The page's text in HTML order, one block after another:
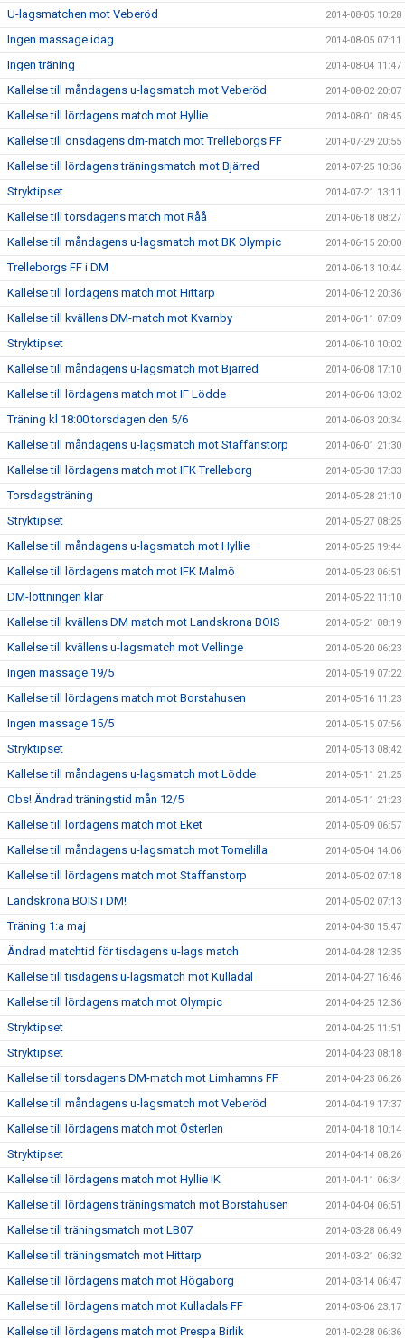
U-lagsmatchen mot Veberöd 2014-08-05 10:28
Ingen massage idag 2014-08-05 07:11
Ingen träning 2014-08-04 11:47
Kallelse till måndagens u-lagsmatch mot Veberöd 2014-08-02 20:07
Kallelse till lördagens match mot Hyllie 2014-08-01 08:45
Kallelse till onsdagens dm-match mot Trelleborgs FF 2014-07-29 20:55
Kallelse till lördagens träningsmatch mot Bjärred 2014-07-25 10:36
Stryktipset 2014-07-21 13:11
Kallelse till torsdagens match mot Råå 2014-06-18 08:27
Kallelse till måndagens u-lagsmatch mot BK Olympic 2014-06-15 20:00
Trelleborgs FF i DM 2014-06-13 10:44
Kallelse till lördagens match mot Hittarp 2014-06-12 20:36
Kallelse till kvällens DM-match mot Kvarnby 2014-06-11 07:09
Stryktipset 2014-06-10 10:02
Kallelse till måndagens u-lagsmatch mot Bjärred 2014-06-08 17:10
Kallelse till lördagens match mot IF Lödde 2014-06-06 13:02
Träning kl 18:00 torsdagen den 5/6 2014-06-03 20:34
Kallelse till måndagens u-lagsmatch mot Staffanstorp 2014-06-01 21:30
Kallelse till lördagens match mot IFK Trelleborg 2014-05-30 17:33
Torsdagsträning 2014-05-28 21:10
Stryktipset 2014-05-27 08:25
Kallelse till måndagens u-lagsmatch mot Hyllie 2014-05-25 19:44
Kallelse till lördagens match mot IFK Malmö 2014-05-23 06:51
DM-lottningen klar 2014-05-22 11:10
Kallelse till kvällens DM match mot Landskrona BOIS 2014-05-21 08:19
Kallelse till kvällens u-lagsmatch mot Vellinge 2014-05-20 06:23
Ingen massage 19/5 2014-05-19 07:22
Kallelse till lördagens match mot Borstahusen 2014-05-16 11:23
Ingen massage 15/5 2014-05-15 07:56
Stryktipset 2014-05-13 08:42
Kallelse till måndagens u-lagsmatch mot Lödde 2014-05-11 21:25
Obs! Ändrad träningstid mån 12/5 2014-05-11 21:23
Kallelse till lördagens match mot Eket 2014-05-09 06:57
Kallelse till måndagens u-lagsmatch mot Tomelilla 2014-05-04 14:06
Kallelse till lördagens match mot Staffanstorp 2014-05-02 07:18
Landskrona BOIS i DM! 2014-05-02 07:13
Träning 1:a maj 2014-04-30 15:47
Ändrad matchtid för tisdagens u-lags match 2014-04-28 12:35
Kallelse till tisdagens u-lagsmatch mot Kulladal 2014-04-27 16:46
Kallelse till lördagens match mot Olympic 2014-04-25 12:36
Stryktipset 2014-04-25 11:51
Stryktipset 2014-04-23 08:18
Kallelse till torsdagens DM-match mot Limhamns FF 2014-04-23 06:26
Kallelse till måndagens u-lagsmatch mot Veberöd 2014-04-19 17:37
Kallelse till lördagens match mot Österlen 2014-04-18 10:14
Stryktipset 2014-04-14 08:26
Kallelse till lördagens match mot Hyllie IK 2014-04-11 06:34
Kallelse till lördagens träningsmatch mot Borstahusen 2014-04-04 06:51
Kallelse till träningsmatch mot LB07 2014-03-28 06:49
Kallelse till träningsmatch mot Hittarp 2014-03-21 06:32
Kallelse till lördagens match mot Högaborg 2014-03-14 06:47
Kallelse till lördagens match mot Kulladals FF 2014-03-06 23:17
Kallelse till lördagens match mot Prespa Birlik 2014-02-28 06:36